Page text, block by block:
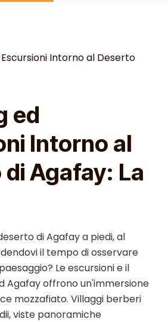
Intorno al Deserto
ed
Intorno al
Agafay: La
di Agafay a piedi, al
il tempo di osservare
Le escursioni e il
Agafay offrono un'immersione
mozzafiato. Villaggi berberi
viste panoramiche